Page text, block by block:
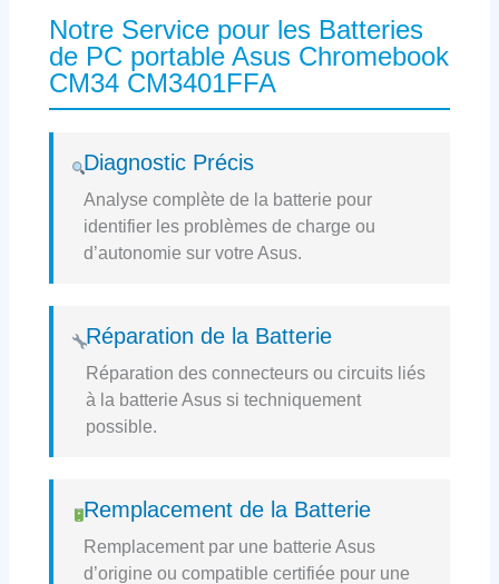
Notre Service pour les Batteries
de PC portable Asus Chromebook
CM34 CM3401FFA
Diagnostic Précis
Analyse complète de la batterie pour
identifier les problèmes de charge ou
d’autonomie sur votre Asus.
Réparation de la Batterie
Réparation des connecteurs ou circuits liés
à la batterie Asus si techniquement
possible.
Remplacement de la Batterie
Remplacement par une batterie Asus
d’origine ou compatible certifiée pour une